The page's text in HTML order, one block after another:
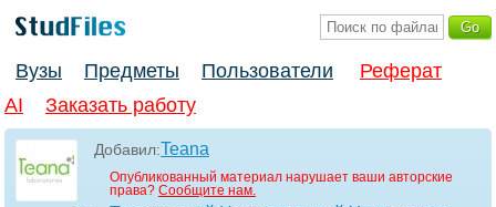
Вузы Предметы Пользователи
Реферат
AI
Заказать работу
Добавил:Teana
Опубликованный материал нарушает ваши авторские
права? Сообщите нам.